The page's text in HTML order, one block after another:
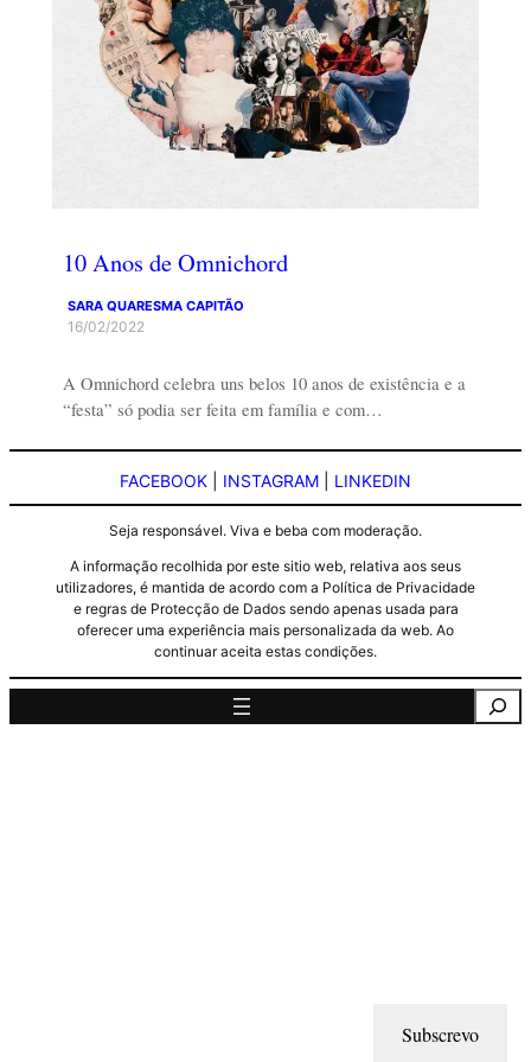
10 Anos de Omnichord
SARA QUARESMA CAPITÃO
16/02/2022
A Omnichord celebra uns belos 10 anos de existência e a
“festa” só podia ser feita em família e com…
FACEBOOK INSTAGRAM LINKEDIN
Seja responsável. Viva e beba com moderação.
A informação recolhida por este sitio web, relativa aos seus
utilizadores, é mantida de acordo com a Política de Privacidade
e regras de Protecção de Dados sendo apenas usada para
oferecer uma experiência mais personalizada da web. Ao
continuar aceita estas condições.
Subscrevo